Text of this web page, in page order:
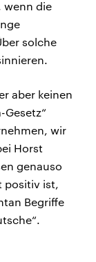
wenn die
solche
aber keinen
Gesetz“
wir
Horst
genauso
positiv ist,
Begriffe